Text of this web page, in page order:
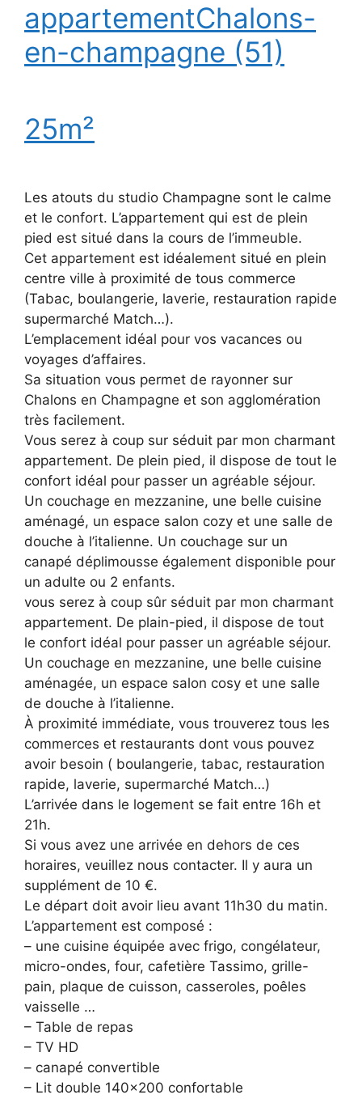
appartementChalons-
en-champagne (51)
25m²
Les atouts du studio Champagne sont le calme
et le confort. L’appartement qui est de plein
pied est situé dans la cours de l’immeuble.
Cet appartement est idéalement situé en plein
centre ville à proximité de tous commerce
(Tabac, boulangerie, laverie, restauration rapide
supermarché Match…).
L’emplacement idéal pour vos vacances ou
voyages d’affaires.
Sa situation vous permet de rayonner sur
Chalons en Champagne et son agglomération
très facilement.
Vous serez à coup sur séduit par mon charmant
appartement. De plein pied, il dispose de tout le
confort idéal pour passer un agréable séjour.
Un couchage en mezzanine, une belle cuisine
aménagé, un espace salon cozy et une salle de
douche à l’italienne. Un couchage sur un
canapé déplimousse également disponible pour
un adulte ou 2 enfants.
vous serez à coup sûr séduit par mon charmant
appartement. De plain-pied, il dispose de tout
le confort idéal pour passer un agréable séjour.
Un couchage en mezzanine, une belle cuisine
aménagée, un espace salon cosy et une salle
de douche à l’italienne.
À proximité immédiate, vous trouverez tous les
commerces et restaurants dont vous pouvez
avoir besoin ( boulangerie, tabac, restauration
rapide, laverie, supermarché Match…)
L’arrivée dans le logement se fait entre 16h et
21h.
Si vous avez une arrivée en dehors de ces
horaires, veuillez nous contacter. Il y aura un
supplément de 10 €.
Le départ doit avoir lieu avant 11h30 du matin.
L’appartement est composé :
– une cuisine équipée avec frigo, congélateur,
micro-ondes, four, cafetière Tassimo, grille-
pain, plaque de cuisson, casseroles, poêles
vaisselle …
– Table de repas
– TV HD
– canapé convertible
– Lit double 140×200 confortable